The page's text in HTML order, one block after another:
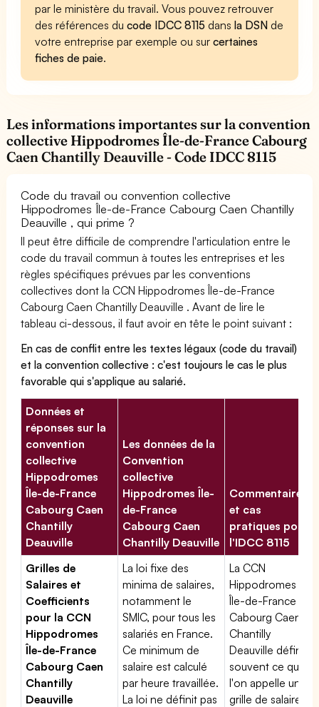
par le ministère du travail. Vous pouvez retrouver
des références ducode IDCC 8115 dansla DSN de
votre entreprise par exemple ou surcertaines
fiches de paie.
Les informations importantes sur la convention
collective Hippodromes Île-de-France Cabourg
Caen Chantilly Deauville - Code IDCC 8115
Code du travail ou convention collective
Hippodromes Île-de-France Cabourg Caen Chantilly
Deauville , qui prime ?
Il peut être difficile de comprendre l'articulation entre le
code du travail commun à toutes les entreprises et les
règles spécifiques prévues par les conventions
collectives dont la CCN Hippodromes Île-de-France
Cabourg Caen Chantilly Deauville . Avant de lire le
tableau ci-dessous, il faut avoir en tête le point suivant :
En cas de conflit entre les textes légaux (code du travail)
et la convention collective : c'est toujours le cas le plus
favorable qui s'applique au salarié.
Données et
réponses sur la
convention
collective
Hippodromes
Île-de-France
Cabourg Caen
Chantilly
Deauville
Les données de la
Convention
collective
Hippodromes Île-
de-France
Cabourg Caen
Chantilly Deauville
Commentaires
et cas
pratiques pour
l'IDCC 8115
Grilles de
Salaires et
Coefficients
pour la CCN
Hippodromes
Île-de-France
Cabourg Caen
Chantilly
Deauville
La loi fixe des
minima de salaires,
notamment le
SMIC, pour tous les
salariés en France.
Ce minimum de
salaire est calculé
par heure travaillée.
La loi ne définit pas
La CCN
Hippodromes
Île-de-France
Cabourg Caen
Chantilly
Deauville définit
souvent ce que
l'on appelle une
grille de salaires.